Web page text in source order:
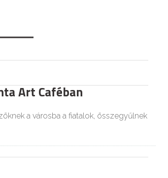
Art Caféban
a városba a fiatalok, összegyűlnek